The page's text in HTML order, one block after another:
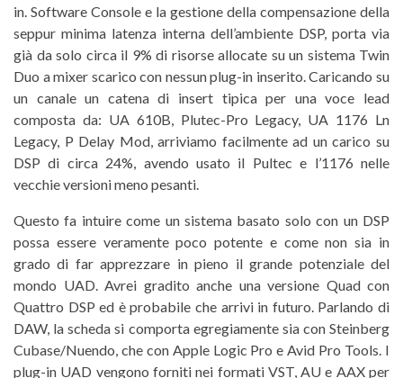
in. Software Console e la gestione della compensazione della
seppur minima latenza interna dell’ambiente DSP, porta via
già da solo circa il 9% di risorse allocate su un sistema Twin
Duo a mixer scarico con nessun plug-in inserito. Caricando su
un canale un catena di insert tipica per una voce lead
composta da: UA 610B, Plutec-Pro Legacy, UA 1176 Ln
Legacy, P Delay Mod, arriviamo facilmente ad un carico su
DSP di circa 24%, avendo usato il Pultec e l’1176 nelle
vecchie versioni meno pesanti.
Questo fa intuire come un sistema basato solo con un DSP
possa essere veramente poco potente e come non sia in
grado di far apprezzare in pieno il grande potenziale del
mondo UAD. Avrei gradito anche una versione Quad con
Quattro DSP ed è probabile che arrivi in futuro. Parlando di
DAW, la scheda si comporta egregiamente sia con Steinberg
Cubase/Nuendo, che con Apple Logic Pro e Avid Pro Tools. I
plug-in UAD vengono forniti nei formati VST, AU e AAX per